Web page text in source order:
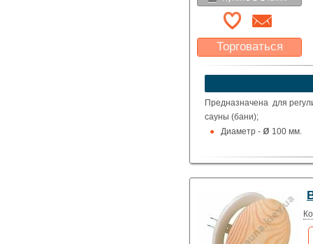
Торговаться
Какая цена Вас
устроит?
Предназначена для
сауны (бани);
Диаметр - ø 100 мм.